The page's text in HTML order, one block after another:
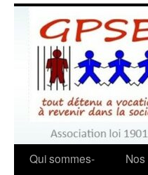
Qui sommes-
Nos